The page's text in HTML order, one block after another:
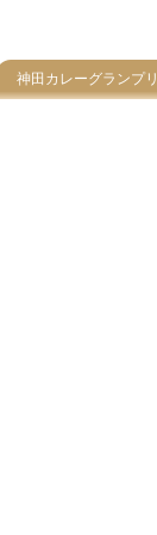
神田カレーグランプリ